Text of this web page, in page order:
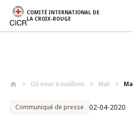
COMITÉ INTERNATIONAL DE
LA CROIX-ROUGE
Où nous travaillons Mali
Communiqué de presse 02-04-2020